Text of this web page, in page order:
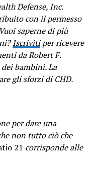
Defense, Inc.
con il permesso
saperne di più
Iscrivitiper ricevere
da Robert F.
dei bambini. La
gli sforzi di CHD.
per dare una
non tutto ciò che
21 corrisponde alle